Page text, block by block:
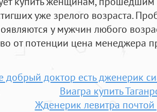
уже зрелого возраста.
у мужчин любого
от потенции цена менеджера
добрый доктор есть дженерик
Виагра купить
Жденерик левитра почтой